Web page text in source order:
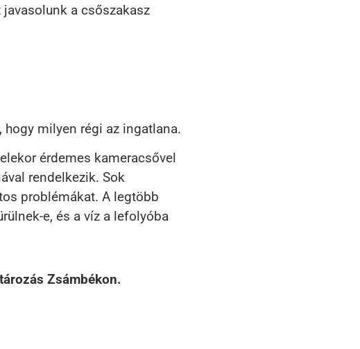
a csőszakasz
milyen régi az ingatlana.
érdemes kameracsővel
rendelkezik. Sok
problémákat. A legtöbb
e, és a víz a lefolyóba
Zsámbékon.